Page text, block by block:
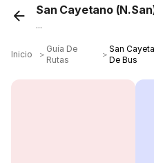
San Cayetano
...
Inicio ＞
Guía De
Rutas
＞
San
De Bus